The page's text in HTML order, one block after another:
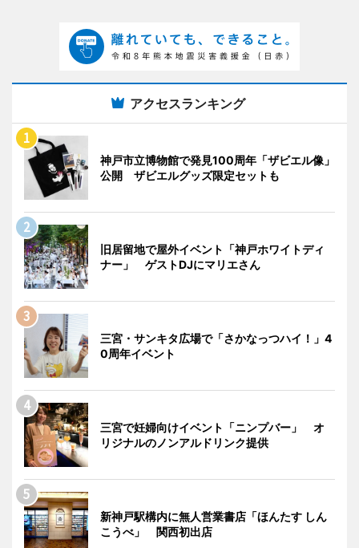
アクセスランキング
神戸市立博物館で発見100周年「ザビエル像」
公開 ザビエルグッズ限定セットも
旧居留地で屋外イベント「神戸ホワイトディ
ナー」 ゲストDJにマリエさん
三宮・サンキタ広場で「さかなっつハイ！」4
0周年イベント
三宮で妊婦向けイベント「ニンプバー」 オ
リジナルのノンアルドリンク提供
新神戸駅構内に無人営業書店「ほんたす しん
こうべ」 関西初出店